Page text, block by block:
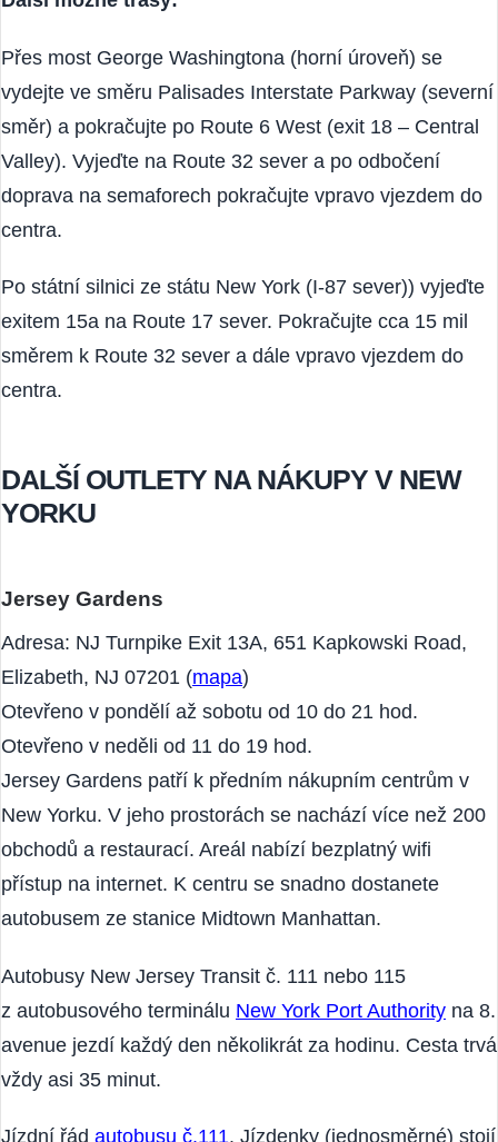
Další možné trasy:
Přes most George Washingtona (horní úroveň) se
vydejte ve směru Palisades Interstate Parkway (severní
směr) a pokračujte po Route 6 West (exit 18 – Central
Valley). Vyjeďte na Route 32 sever a po odbočení
doprava na semaforech pokračujte vpravo vjezdem do
centra.
Po státní silnici ze státu New York (I-87 sever)) vyjeďte
exitem 15a na Route 17 sever. Pokračujte cca 15 mil
směrem k Route 32 sever a dále vpravo vjezdem do
DALŠÍ OUTLETY NA NÁKUPY V NEW
Jersey Gardens
Adresa: NJ Turnpike Exit 13A, 651 Kapkowski Road,
Elizabeth, NJ 07201 (mapa)
Otevřeno v pondělí až sobotu od 10 do 21 hod.
Otevřeno v neděli od 11 do 19 hod.
Jersey Gardens patří k předním nákupním centrům v
New Yorku. V jeho prostorách se nachází více než 200
obchodů a restaurací. Areál nabízí bezplatný wifi
přístup na internet. K centru se snadno dostanete
Autobusy New Jersey Transit č. 111 nebo 115
z autobusového termináluNew York Port Authorityna 8.
avenue jezdí každý den několikrát za hodinu. Cesta trvá
vždy asi 35 minut.